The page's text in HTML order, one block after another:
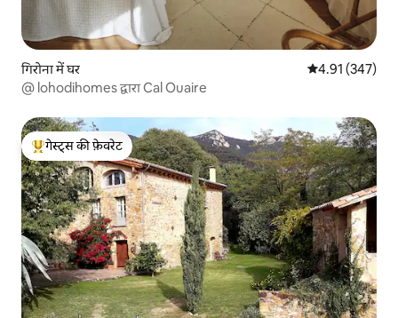
गिरोना में घर औसत रेटिंग 5 में से
4.91 (347)
@ lohodihomes द्वारा Cal Ouaire
गेस्ट्स का टॉप फ़ेवरेट
गेस्ट्स की फ़ेवरेट